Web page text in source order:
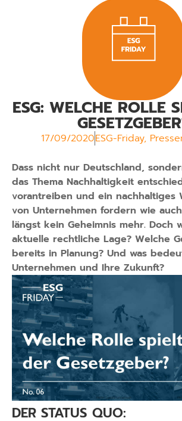
ESG: WELCHE ROLLE
17/09/2020ESG-Friday,
Dass nicht nur Deutschland,
das Thema Nachhaltigkeit
vorantreiben und ein nachhaltiges
von Unternehmen fordern wie
längst kein Geheimnis mehr. Doch
aktuelle rechtliche Lage? Welche
bereits in Planung? Und was
Unternehmen und Ihre Zukunft?
DER STATUS QUO: